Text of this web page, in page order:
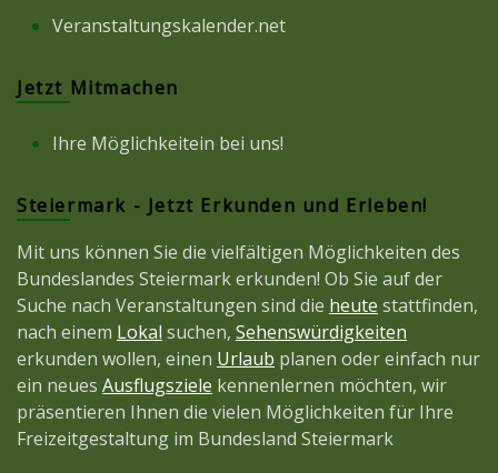
Veranstaltungskalender.net
Jetzt Mitmachen
Ihre Möglichkeitein bei uns!
Steiermark - Jetzt Erkunden und Erleben!
Mit uns können Sie die vielfältigen Möglichkeiten des
Bundeslandes Steiermark erkunden! Ob Sie auf der
Suche nach Veranstaltungen sind die heute stattfinden,
nach einem Lokal suchen, Sehenswürdigkeiten
erkunden wollen, einen Urlaub planen oder einfach nur
ein neues Ausflugsziele kennenlernen möchten, wir
präsentieren Ihnen die vielen Möglichkeiten für Ihre
Freizeitgestaltung im Bundesland Steiermark